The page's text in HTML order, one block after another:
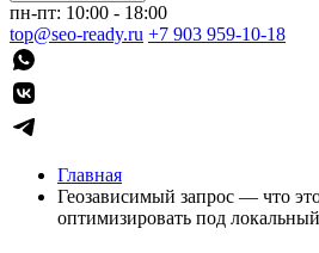
пн-пт: 10:00 - 18:00
top@seo-ready.ru +7 903 959-10-18
Главная
Геозависимый запрос — что
оптимизировать под